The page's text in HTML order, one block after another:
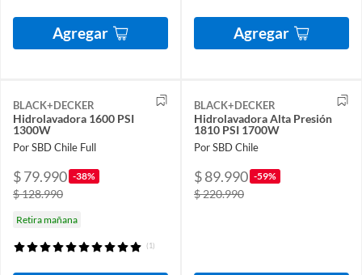
Agregar Agregar
BLACK+DECKER
Hidrolavadora 1600 PSI
1300W
Por SBD Chile Full
$ 79.990 -38%
$ 128.990
Retira mañana
(1)
BLACK+DECKER
Hidrolavadora Alta Presión
1810 PSI 1700W
Por SBD Chile
$ 89.990 -59%
$ 220.990